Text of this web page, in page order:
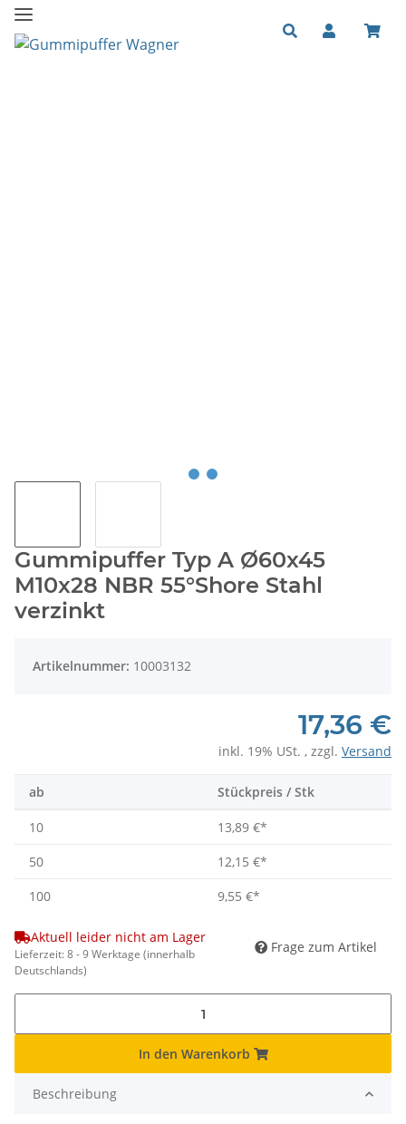
Gummipuffer Typ A Ø60x45
M10x28 NBR 55°Shore Stahl
verzinkt
Artikelnummer: 10003132
17,36 €
inkl. 19% USt. , zzgl. Versand
ab Stückpreis / Stk
10 13,89 €*
50
12,15 €*
100
9,55 €*
Aktuell leider nicht am Lager
Lieferzeit:8 - 9 Werktage (innerhalb
Deutschlands)
Frage zum Artikel
In den Warenkorb
Beschreibung